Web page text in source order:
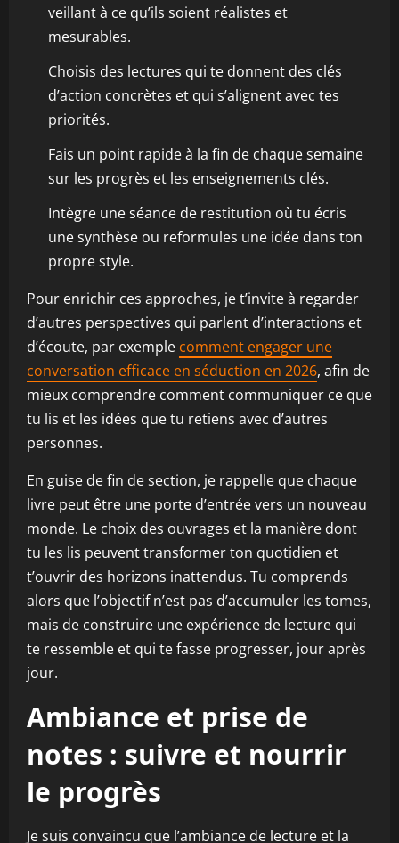
veillant à ce qu’ils soient réalistes et
mesurables.
Choisis des lectures qui te donnent des clés
d’action concrètes et qui s’alignent avec tes
priorités.
Fais un point rapide à la fin de chaque semaine
sur les progrès et les enseignements clés.
Intègre une séance de restitution où tu écris
une synthèse ou reformules une idée dans ton
propre style.
Pour enrichir ces approches, je t’invite à regarder
d’autres perspectives qui parlent d’interactions et
d’écoute, par exemple comment engager une
conversation efficace en séduction en 2026, afin de
mieux comprendre comment communiquer ce que
tu lis et les idées que tu retiens avec d’autres
personnes.
En guise de fin de section, je rappelle que chaque
livre peut être une porte d’entrée vers un nouveau
monde. Le choix des ouvrages et la manière dont
tu les lis peuvent transformer ton quotidien et
t’ouvrir des horizons inattendus. Tu comprends
alors que l’objectif n’est pas d’accumuler les tomes,
mais de construire une expérience de lecture qui
te ressemble et qui te fasse progresser, jour après
jour.
Ambiance et prise de
notes : suivre et nourrir
le progrès
Je suis convaincu que l’ambiance de lecture et la